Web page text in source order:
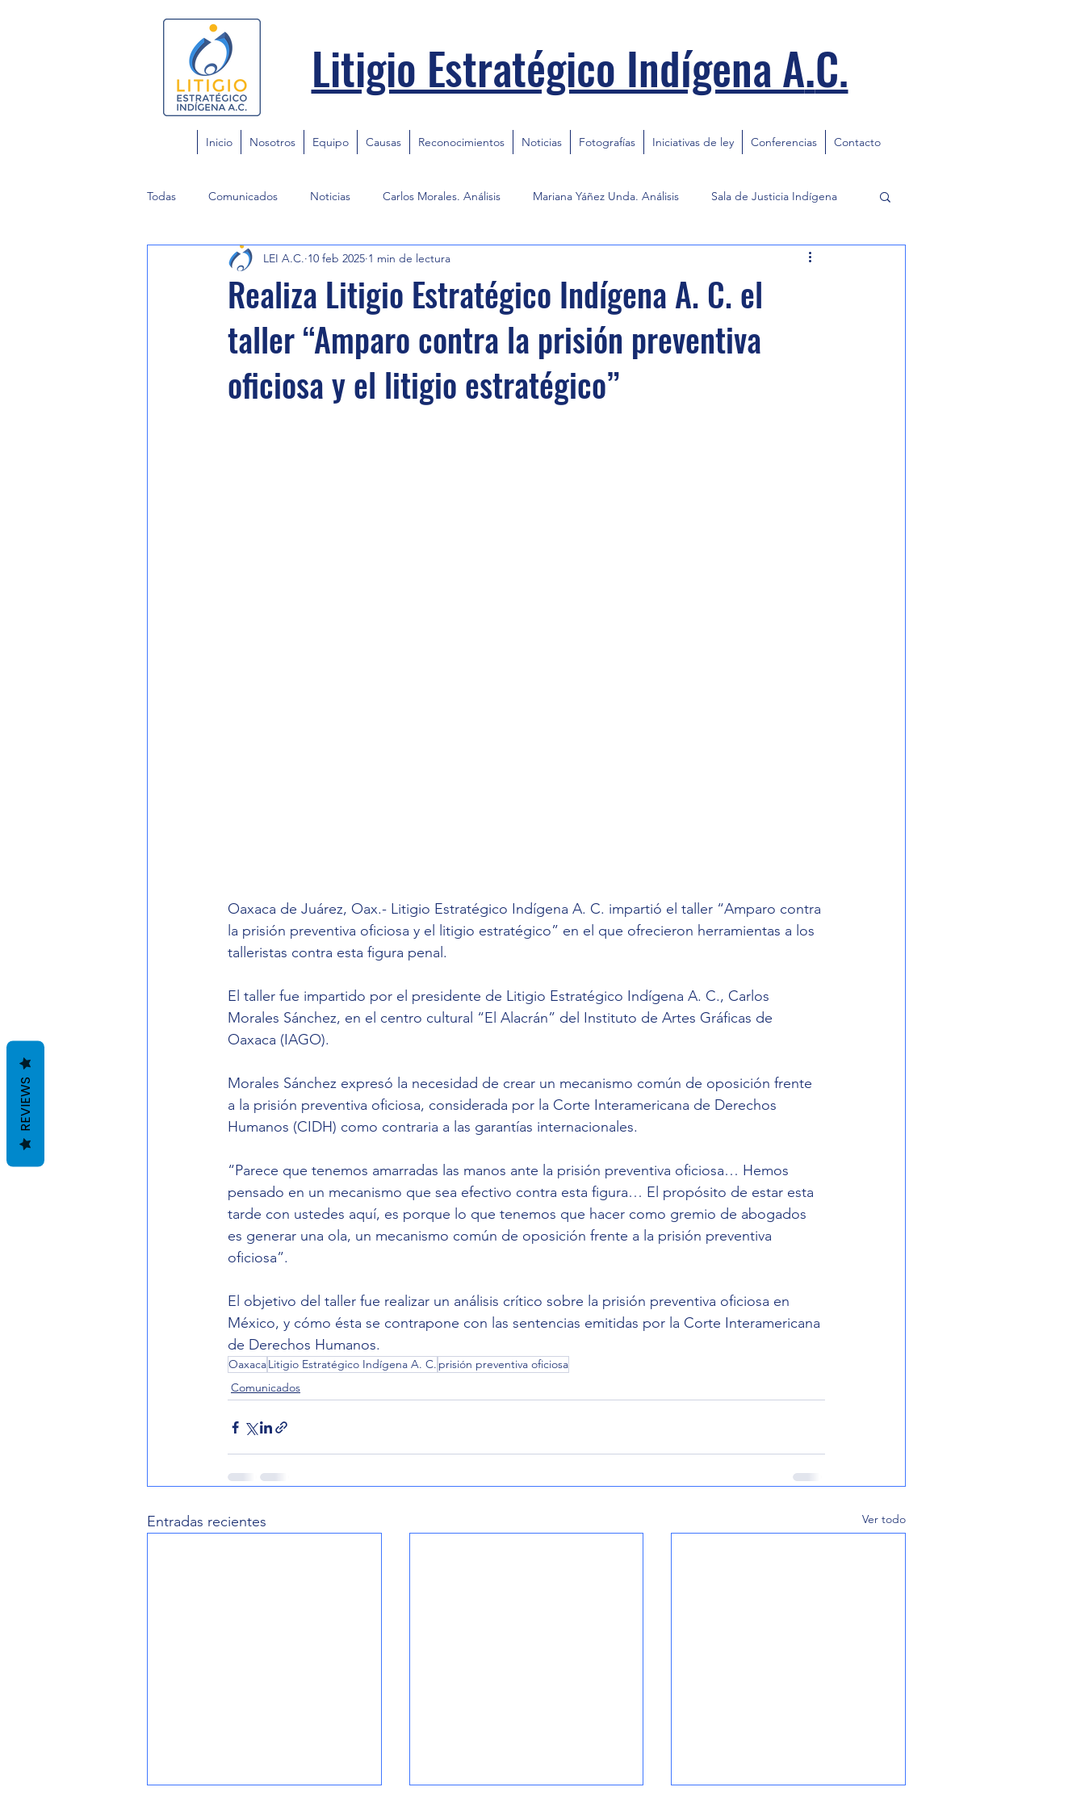
Litigio Estratégico Indígena A.C.
Inicio Nosotros Equipo Causas Reconocimientos Noticias Fotografías Iniciativas de ley Conferencias Contacto
Todas Comunicados Noticias Carlos Morales. Análisis Mariana Yáñez Unda. Análisis Sala de Justicia Indígena
Realiza Litigio Estratégico Indígena A. C. el
taller “Amparo contra la prisión preventiva
oficiosa y el litigio estratégico”
LEI A.C. 10 feb 2025 1 min de lectura
Oaxaca de Juárez, Oax.- Litigio Estratégico Indígena A. C. impartió el taller “Amparo contra
la prisión preventiva oficiosa y el litigio estratégico” en el que ofrecieron herramientas a los
talleristas contra esta figura penal.
El taller fue impartido por el presidente de Litigio Estratégico Indígena A. C., Carlos
Morales Sánchez, en el centro cultural “El Alacrán” del Instituto de Artes Gráficas de
Oaxaca (IAGO).
Morales Sánchez expresó la necesidad de crear un mecanismo común de oposición frente
a la prisión preventiva oficiosa, considerada por la Corte Interamericana de Derechos
Humanos (CIDH) como contraria a las garantías internacionales.
“Parece que tenemos amarradas las manos ante la prisión preventiva oficiosa… Hemos
pensado en un mecanismo que sea efectivo contra esta figura… El propósito de estar esta
tarde con ustedes aquí, es porque lo que tenemos que hacer como gremio de abogados
es generar una ola, un mecanismo común de oposición frente a la prisión preventiva
oficiosa”.
El objetivo del taller fue realizar un análisis crítico sobre la prisión preventiva oficiosa en
México, y cómo ésta se contrapone con las sentencias emitidas por la Corte Interamericana
de Derechos Humanos.
OaxacaLitigio Estratégico Indígena A. C. prisión preventiva oficiosa
Comunicados
Entradas recientes Ver todo
REVIEWS